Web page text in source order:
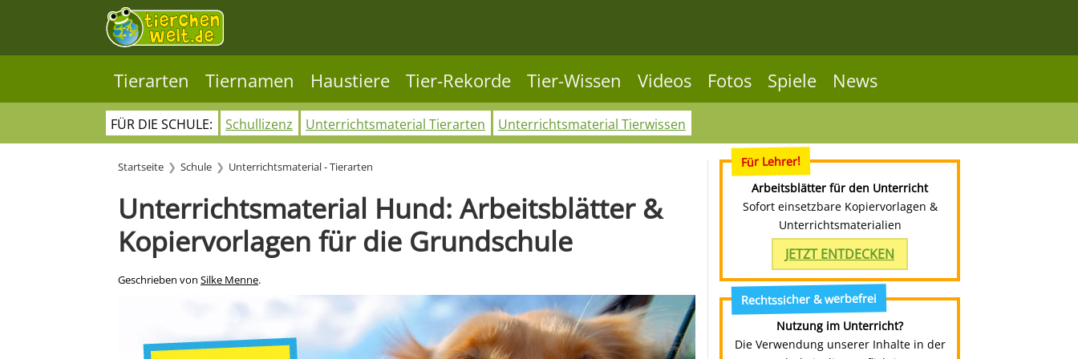
Tierarten Tiernamen Haustiere Tier-Rekorde Tier-Wissen Videos Fotos Spiele News
FÜR DIE SCHULE: Schullizenz Unterrichtsmaterial Tierarten Unterrichtsmaterial Tierwissen
Startseite Schule Unterrichtsmaterial - Tierarten
Unterrichtsmaterial Hund: Arbeitsblätter &
Kopiervorlagen für die Grundschule
Geschrieben von Silke Menne.
Für Lehrer!
Arbeitsblätter für den Unterricht
Sofort einsetzbare Kopiervorlagen &
Unterrichtsmaterialien
JETZT ENTDECKEN
Rechtssicher & werbefrei
Nutzung im Unterricht?
Die Verwendung unserer Inhalte in der